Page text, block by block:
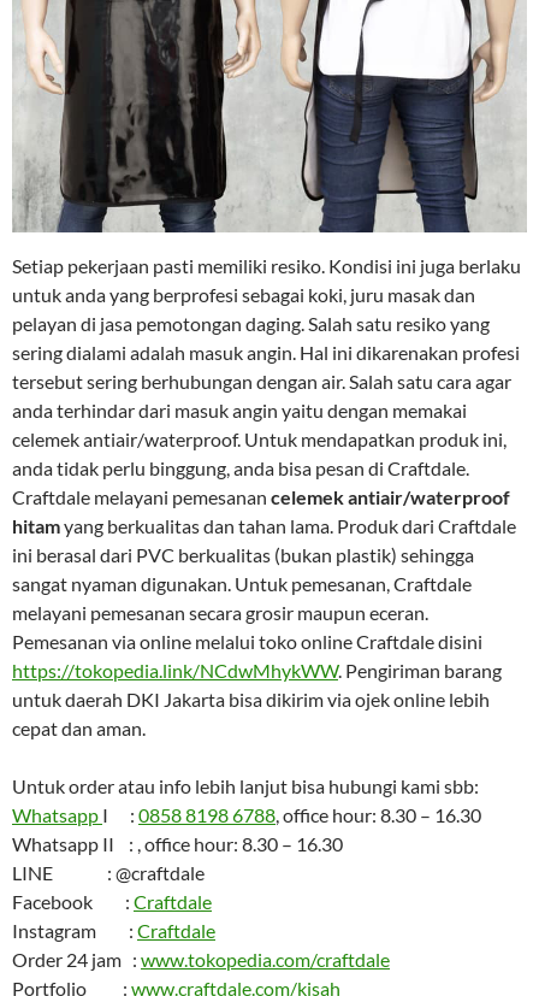
Setiap pekerjaan pasti memiliki resiko. Kondisi ini juga berlaku
untuk anda yang berprofesi sebagai koki, juru masak dan
pelayan di jasa pemotongan daging. Salah satu resiko yang
sering dialami adalah masuk angin. Hal ini dikarenakan profesi
tersebut sering berhubungan dengan air. Salah satu cara agar
anda terhindar dari masuk angin yaitu dengan memakai
celemek antiair/waterproof. Untuk mendapatkan produk ini,
anda tidak perlu binggung, anda bisa pesan di Craftdale.
Craftdale melayani pemesanan celemek antiair/waterproof
hitamyang berkualitas dan tahan lama. Produk dari Craftdale
ini berasal dari PVC berkualitas (bukan plastik) sehingga
sangat nyaman digunakan. Untuk pemesanan, Craftdale
melayani pemesanan secara grosir maupun eceran.
Pemesanan via online melalui toko online Craftdale disini
https://tokopedia.link/NCdwMhykWW. Pengiriman barang
untuk daerah DKI Jakarta bisa dikirim via ojek online lebih
cepat dan aman.
Untuk order atau info lebih lanjut bisa hubungi kami sbb:
Whatsapp I : 0858 8198 6788, office hour: 8.30 – 16.30
Whatsapp II : , office hour: 8.30 – 16.30
LINE : @craftdale
Facebook : Craftdale
Instagram : Craftdale
Order 24 jam : www.tokopedia.com/craftdale
Portfolio : www.craftdale.com/kisah